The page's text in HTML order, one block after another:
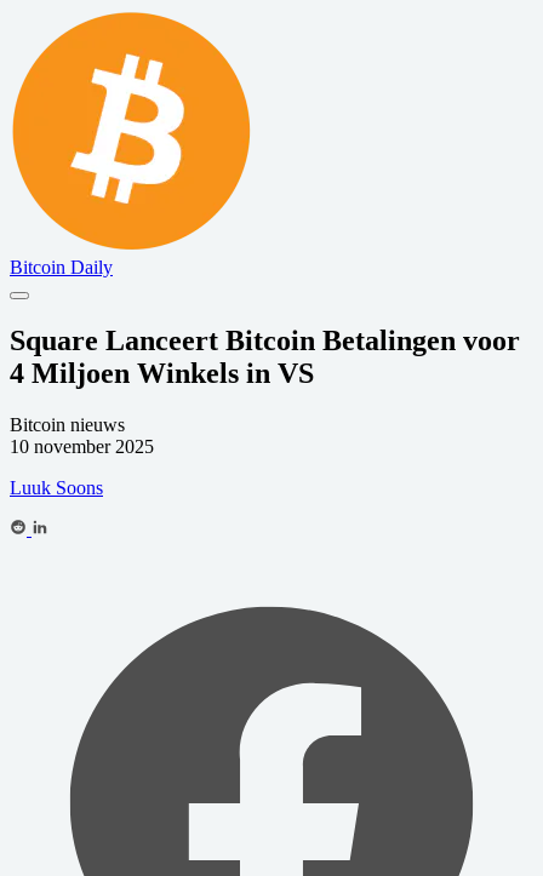
Bitcoin Daily
Square Lanceert Bitcoin Betalingen voor
4 Miljoen Winkels in VS
Bitcoin nieuws
10 november 2025
Luuk Soons